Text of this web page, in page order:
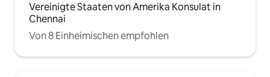
Vereinigte Staaten von Amerika Konsulat in
Chennai
Von 8 Einheimischen empfohlen